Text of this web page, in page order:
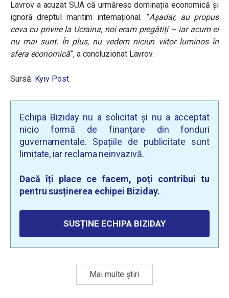
Lavrov a acuzat SUA că urmăresc dominația economică și
ignoră dreptul maritim internațional. ”Așadar, au propus
ceva cu privire la Ucraina, noi eram pregătiți – iar acum ei
nu mai sunt. În plus, nu vedem niciun viitor luminos în
sfera economică”, a concluzionat Lavrov.
Sursă: Kyiv Post
Echipa Biziday nu a solicitat și nu a acceptat
nicio formă de finanțare din fonduri
guvernamentale. Spațiile de publicitate sunt
limitate, iar reclama neinvazivă.
Dacă îți place ce facem, poți contribui tu
pentru susținerea echipei Biziday.
SUSȚINE ECHIPA BIZIDAY
Mai multe știri